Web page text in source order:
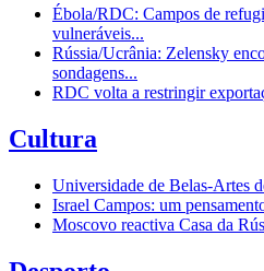
Ébola/RDC: Campos de
vulneráveis...
Rússia/Ucrânia: Zelensky
sondagens...
RDC volta a restringir
Cultura
Universidade de Belas-Artes
Israel Campos: um
Moscovo reactiva Casa da